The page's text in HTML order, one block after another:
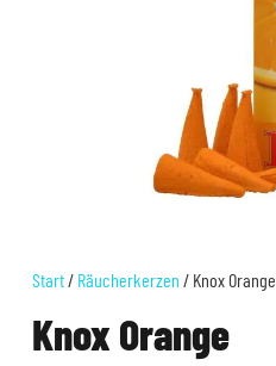
Start/ Räucherkerzen / Knox Orange
Knox Orange